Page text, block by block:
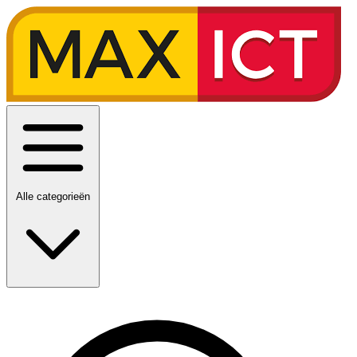
Alle categorieën